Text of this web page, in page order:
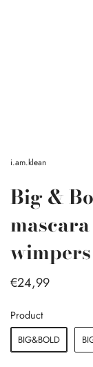
i.am.klean
Big &
€24,99
Product
BIG&BOLD